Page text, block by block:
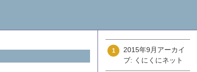
1
2015年9月アーカイ
ブ: くにくにネット